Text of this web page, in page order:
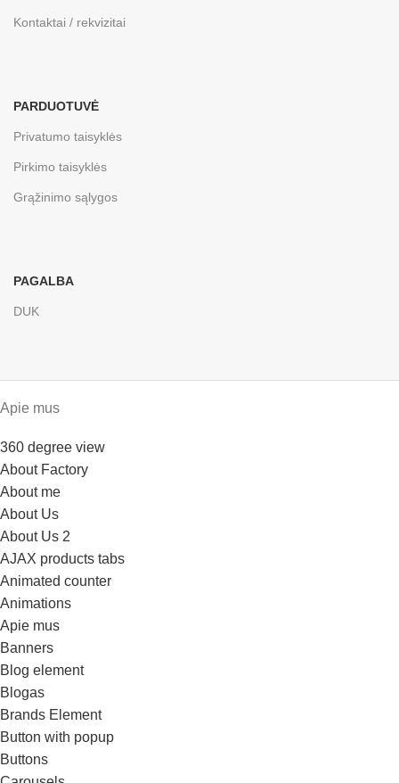
Kontaktai / rekvizitai
PARDUOTUVĖ
Privatumo taisyklės
Pirkimo taisyklės
Grąžinimo sąlygos
PAGALBA
DUK
Apie mus
360 degree view
About Factory
About me
About Us
About Us 2
AJAX products tabs
Animated counter
Animations
Apie mus
Banners
Blog element
Blogas
Brands Element
Button with popup
Buttons